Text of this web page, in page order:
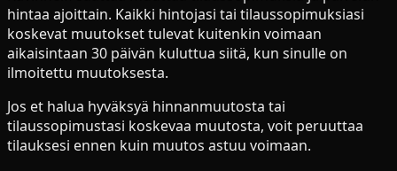
hintaa ajoittain. Kaikki hintojasi tai tilaussopimuksiasi
koskevat muutokset tulevat kuitenkin voimaan
aikaisintaan 30 päivän kuluttua siitä, kun sinulle on
ilmoitettu muutoksesta.
Jos et halua hyväksyä hinnanmuutosta tai
tilaussopimustasi koskevaa muutosta, voit peruuttaa
tilauksesi ennen kuin muutos astuu voimaan.